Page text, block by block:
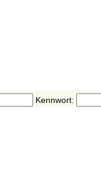
Kennwort: